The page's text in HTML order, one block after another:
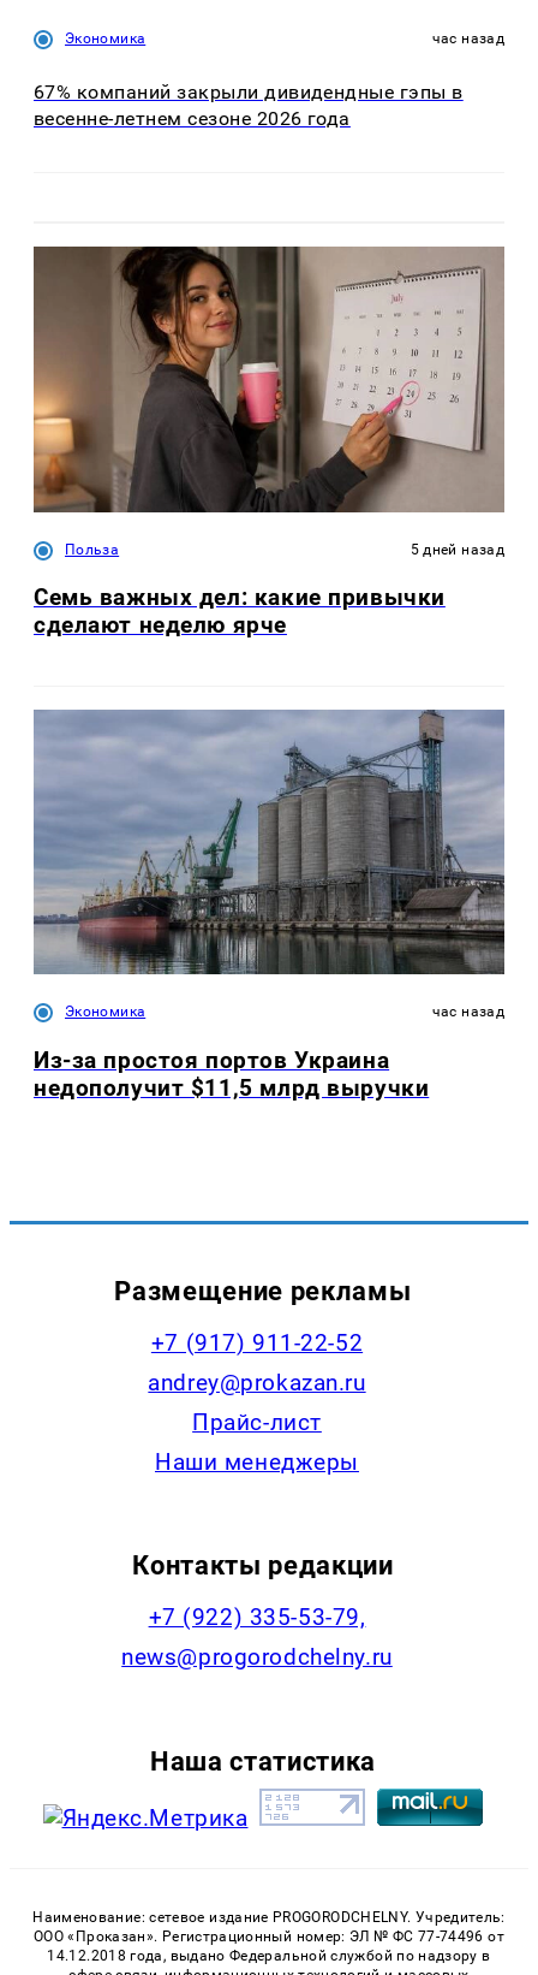
Экономика час назад
67% компаний закрыли дивидендные гэпы в
весенне-летнем сезоне 2026 года
Польза 5 дней назад
Семь важных дел: какие привычки
сделают неделю ярче
Экономика час назад
Из-за простоя портов Украина
недополучит $11,5 млрд выручки
Размещение рекламы
+7 (917) 911-22-52
andrey@prokazan.ru
Прайс-лист
Наши менеджеры
Контакты редакции
+7 (922) 335-53-79,
news@progorodchelny.ru
Наша статистика
Наименование: сетевое издание PROGORODCHELNY. Учредитель:
ООО «Проказан». Регистрационный номер: ЭЛ № ФС 77-74496 от
14.12.2018 года, выдано Федеральной службой по надзору в